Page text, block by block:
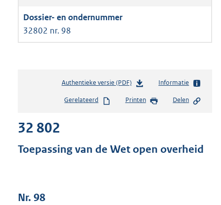
32802 nr. 98
Authentieke versie (PDF)b
s
s
Informatie
Gerelateerd Printen Delen
32 802
Toepassing van de Wet open overheid
Nr. 98